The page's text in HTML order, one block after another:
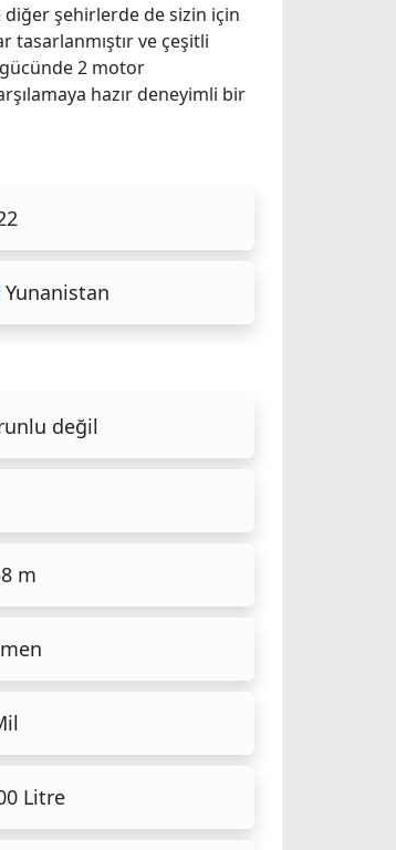
diğer şehirlerde de sizin için
tasarlanmıştır ve çeşitli
2 motor
hazır deneyimli bir
Yunanistan
değil
m
Litre